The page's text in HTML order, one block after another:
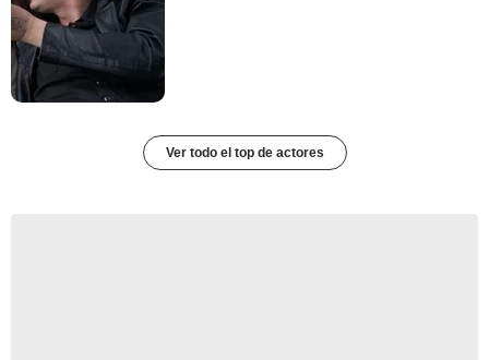
Ver todo el top de actores